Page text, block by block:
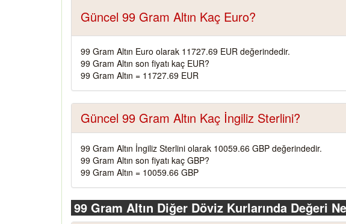
Güncel 99 Gram Altın Kaç Euro?
99 Gram Altın Euro olarak 11727.69 EUR değerindedir.
99 Gram Altın son fiyatı kaç EUR?
99 Gram Altın = 11727.69 EUR
Güncel 99 Gram Altın Kaç İngiliz Sterlini?
99 Gram Altın İngiliz Sterlini olarak 10059.66 GBP değerindedir.
99 Gram Altın son fiyatı kaç GBP?
99 Gram Altın = 10059.66 GBP
99 Gram Altın Diğer Döviz Kurlarında Değeri